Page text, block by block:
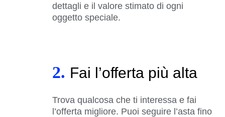
dettagli e il valore stimato di ogni
oggetto speciale.
2. Fai l’offerta più alta
Trova qualcosa che ti interessa e fai
l’offerta migliore. Puoi seguire l’asta fino